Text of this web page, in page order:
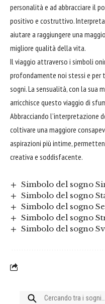
personalità e ad abbracciare il
positivo e costruttivo.
aiutare a raggiungere una
migliore qualità della vita.
Il viaggio attraverso i simboli
profondamente noi stessi e per
sogni. La sensualità, con la
arricchisce questo viaggio di
Abbracciando l’interpretazione
coltivare una maggiore
aspirazioni più intime,
creativa e soddisfacente.
Simbolo del sogno
Simbolo del sogno
Simbolo del sogno
Simbolo del sogno
Simbolo del sogno
Cercare: